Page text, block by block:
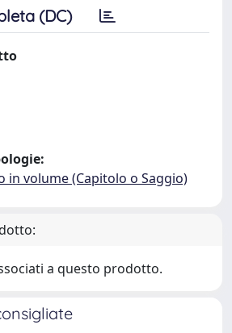
(DC)
in volume (Capitolo o Saggio)
a questo prodotto.